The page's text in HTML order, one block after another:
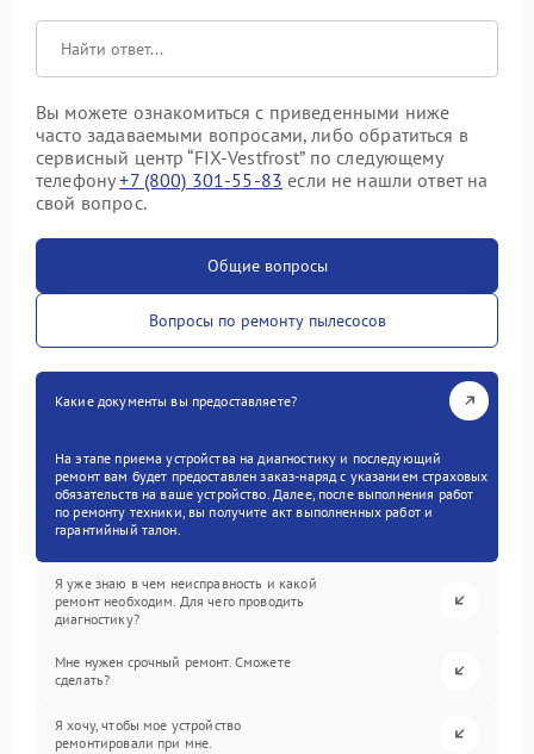
Вы можете ознакомиться с приведенными ниже
часто задаваемыми вопросами, либо обратиться в
сервисный центр “FIX-Vestfrost” по следующему
телефону+7 (800) 301-55-83 если не нашли ответ на
свой вопрос.
Общие вопросы
Вопросы по ремонту пылесосов
Какие документы вы предоставляете?
На этапе приема устройства на диагностику и последующий
ремонт вам будет предоставлен заказ-наряд с указанием страховых
обязательств на ваше устройство. Далее, после выполнения работ
по ремонту техники, вы получите акт выполненных работ и
гарантийный талон.
Я уже знаю в чем неисправность и какой
ремонт необходим. Для чего проводить
диагностику?
Мне нужен срочный ремонт. Сможете
сделать?
Я хочу, чтобы мое устройство
ремонтировали при мне.